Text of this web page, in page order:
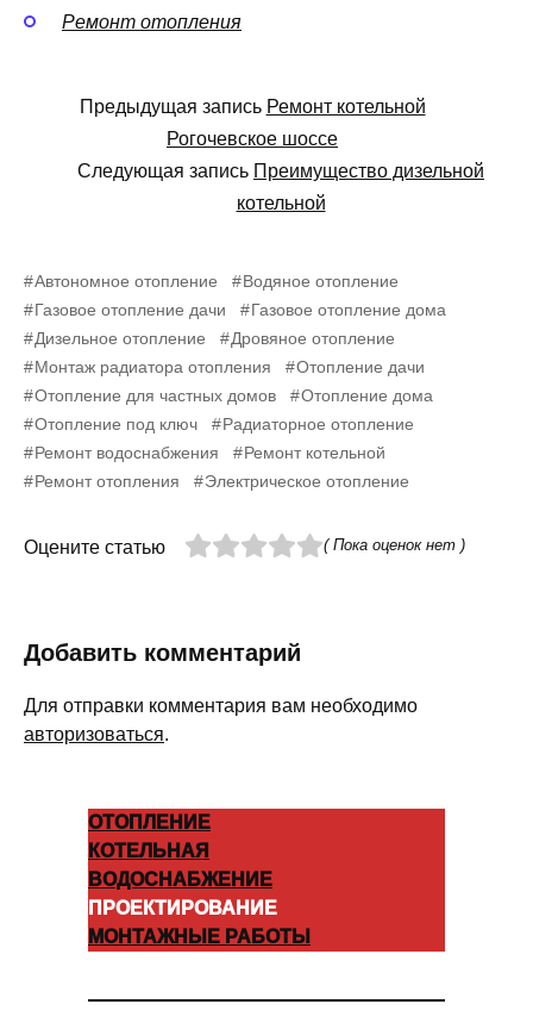
Ремонт отопления
Предыдущая запись Ремонт котельной
Рогочевское шоссе
Следующая запись Преимущество дизельной
котельной
Автономное отопление
Водяное отопление
Газовое отопление дачи
Газовое отопление дома
Дизельное отопление
Дровяное отопление
Монтаж радиатора отопления
Отопление дачи
Отопление для частных домов
Отопление дома
Отопление под ключ
Радиаторное отопление
Ремонт водоснабжения
Ремонт котельной
Ремонт отопления
Электрическое отопление
Оцените статью ( Пока оценок нет )
Добавить комментарий
Для отправки комментария вам необходимо
авторизоваться.
ОТОПЛЕНИЕ
КОТЕЛЬНАЯ
ВОДОСНАБЖЕНИЕ
ПРОЕКТИРОВАНИЕ
МОНТАЖНЫЕ РАБОТЫ